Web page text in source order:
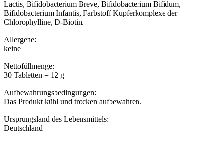
Lactis, Bifidobacterium Breve, Bifidobacterium Bifidum,
Bifidobacterium Infantis, Farbstoff Kupferkomplexe der
Chlorophylline, D-Biotin.
Allergene:
keine
Nettofüllmenge:
30 Tabletten = 12 g
Aufbewahrungsbedingungen:
Das Produkt kühl und trocken aufbewahren.
Ursprungsland des Lebensmittels:
Deutschland